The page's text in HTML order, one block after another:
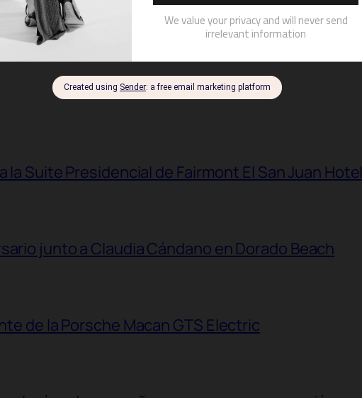
la Suite Presidencial de Fairmont El San Juan Hotel
junto a Claudia Cándano en Dorado Beach
de la Porsche Macan GTS Electric